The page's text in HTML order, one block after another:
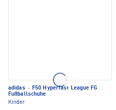
adidas · F50 Hyperfast League FG
Fußballschuhe
Kinder